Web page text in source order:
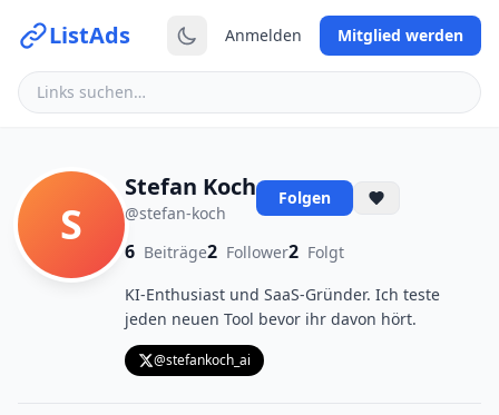
ListAds Anmelden Mitglied werden
S
Stefan Koch
@stefan-koch
Folgen
6 Beiträge2 Follower2 Folgt
KI-Enthusiast und SaaS-Gründer. Ich teste
jeden neuen Tool bevor ihr davon hört.
@stefankoch_ai